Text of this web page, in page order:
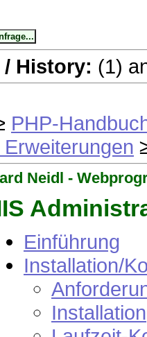
History: (1)
PHP-
Neidl -
Einführung
Installation/
Installation